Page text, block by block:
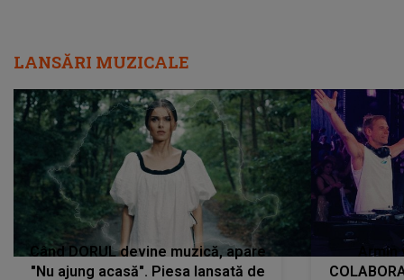
LANSĂRI MUZICALE
Când DORUL devine muzică, apare
"Nu ajung acasă". Piesa lansată de